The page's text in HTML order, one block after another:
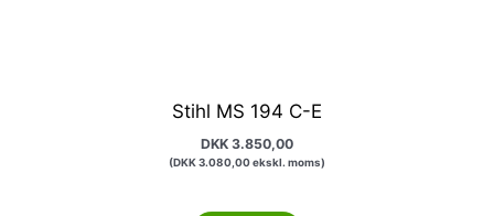
Stihl MS 194 C-E
DKK 3.850,00
(DKK3.080,00ekskl. moms)